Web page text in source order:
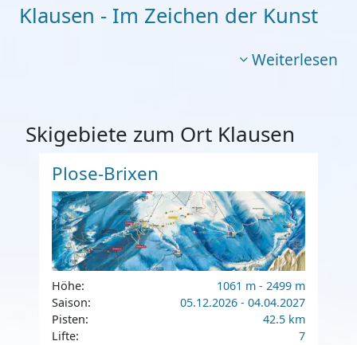
Klausen - Im Zeichen der Kunst
Weiterlesen
Skigebiete zum Ort Klausen
Plose-Brixen
Höhe:
1061 m - 2499 m
Saison:
05.12.2026 - 04.04.2027
Pisten:
42.5 km
Lifte:
7